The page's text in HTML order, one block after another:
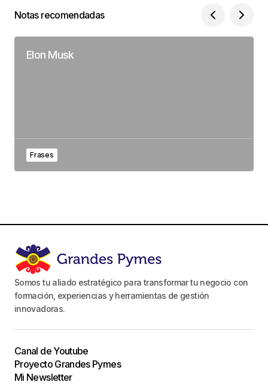
Notas recomendadas
Elon Musk
Frases
Somos tu aliado estratégico para transformar tu negocio con
formación, experiencias y herramientas de gestión
innovadoras.
Canal de Youtube
Proyecto Grandes Pymes
Mi Newsletter